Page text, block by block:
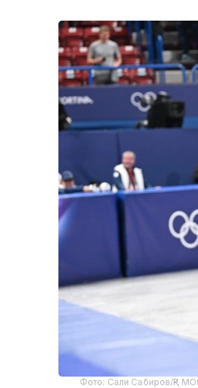
Фото: Сали Сабиров/ҚР МОҚ